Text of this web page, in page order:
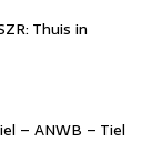
Thuis in
– ANWB – Tiel